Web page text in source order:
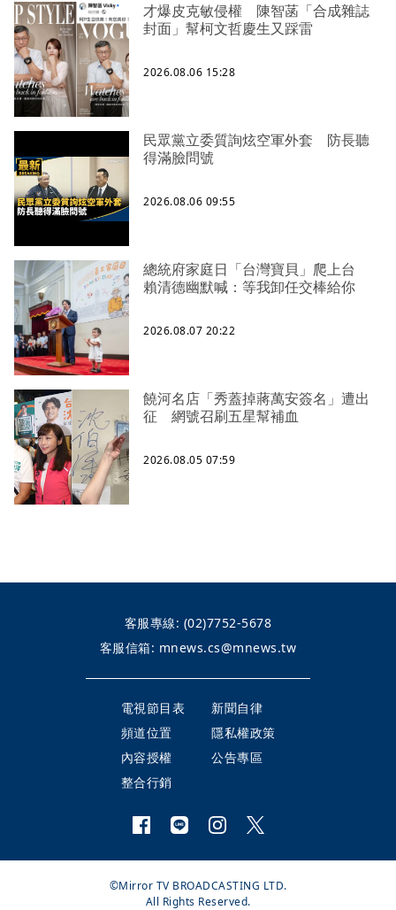
才爆皮克敏侵權 陳智菡「合成雜誌
封面」幫柯文哲慶生又踩雷
2026.08.06 15:28
民眾黨立委質詢炫空軍外套 防長聽
得滿臉問號
2026.08.06 09:55
總統府家庭日「台灣寶貝」爬上台
賴清德幽默喊：等我卸任交棒給你
2026.08.07 20:22
饒河名店「秀蓋掉蔣萬安簽名」遭出
征 網號召刷五星幫補血
2026.08.05 07:59
客服專線: (02)7752-5678
客服信箱: mnews.cs@mnews.tw
電視節目表
新聞自律
頻道位置
隱私權政策
內容授權
公告專區
整合行銷
©Mirror TV BROADCASTING LTD.
All Rights Reserved.